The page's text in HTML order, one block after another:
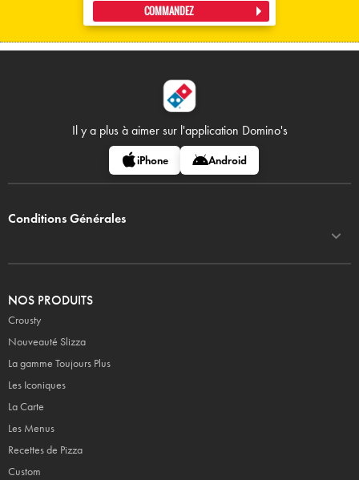
COMMANDEZ
Il y a plus à aimer sur l'application Domino's
iPhone Android
Conditions Générales
NOS PRODUITS
Crousty
Nouveauté Slizza
La gamme Toujours Plus
Les Iconiques
La Carte
Les Menus
Recettes de Pizza
Custom